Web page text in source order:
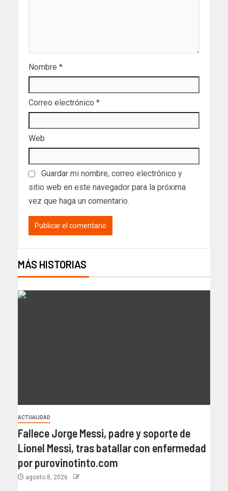
Nombre *
Correo electrónico *
Web
Guardar mi nombre, correo electrónico y
sitio web en este navegador para la próxima
vez que haga un comentario.
MÁS HISTORIAS
ACTUALIDAD
Fallece Jorge Messi, padre y soporte de
Lionel Messi, tras batallar con enfermedad
por purovinotinto.com
agosto 8, 2026